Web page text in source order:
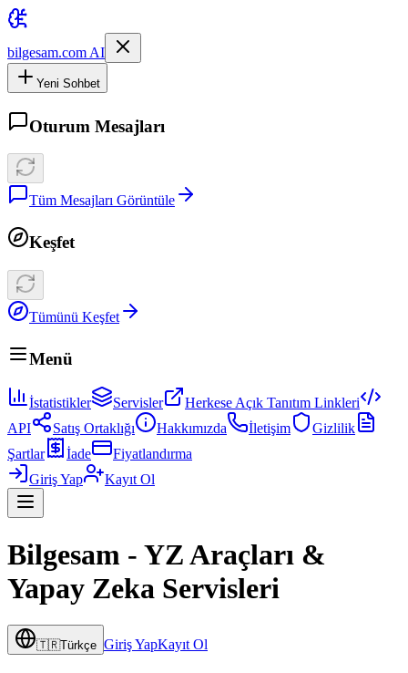
bilgesam.com AI
Yeni Sohbet
Oturum Mesajları
Tüm Mesajları Görüntüle
Keşfet
Tümünü Keşfet
Menü
İstatistikler Servisler
Herkese Açık Tanıtım Linkleri
API
Satış Ortaklığı Hakkımızda İletişim
Gizlilik
Şartlar
İade
Fiyatlandırma
Giriş Yap
Kayıt Ol
Bilgesam - YZ Araçları &
Yapay Zeka Servisleri
🇹🇷Türkçe Giriş YapKayıt Ol